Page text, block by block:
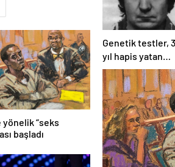
“seks
başladı
Genetik testler,
yıl hapis yatan
adamın suçsuz
olduğunu ortaya
çıkardı